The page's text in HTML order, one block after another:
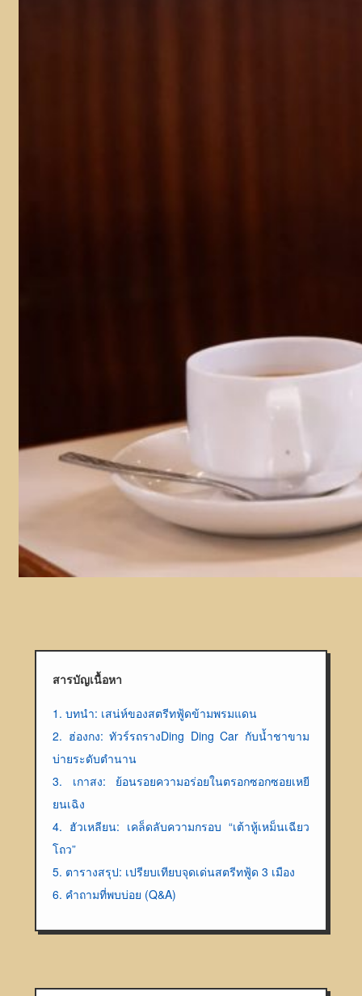
สารบัญเนื้อหา
1. บทนำ: เสน่ห์ของสตรีทฟู้ดข้ามพรมแดน
2. ฮ่องกง: ทัวร์รถรางDing Ding Car กับน้ำชาขาม
บ่ายระดับตำนาน
3. เกาสง: ย้อนรอยความอร่อยในตรอกซอกซอยเหยี
ยนเฉิง
4. ฮัวเหลียน: เคล็ดลับความกรอบ “เต้าหู้เหม็นเฉียว
โถว”
5. ตารางสรุป: เปรียบเทียบจุดเด่นสตรีทฟู้ด 3 เมือง
6. คำถามที่พบบ่อย (Q&A)